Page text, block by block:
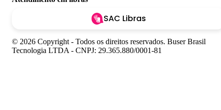
SAC Libras
© 2026 Copyright - Todos os direitos reservados. Buser Brasil
Tecnologia LTDA - CNPJ: 29.365.880/0001-81